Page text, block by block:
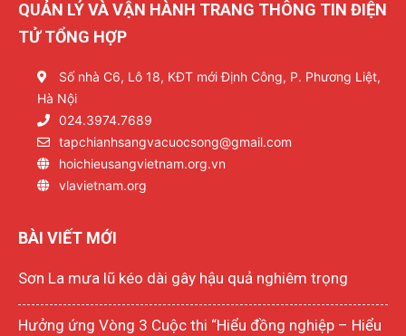
QUẢN LÝ VÀ VẬN HÀNH TRANG THÔNG TIN ĐIỆN
TỬ TỔNG HỢP
Số nhà C6, Lô 18, KĐT mới Định Công, P. Phương Liệt,
Hà Nội
024.3974.7689
tapchianhsangvacuocsong@gmail.com
hoichieusangvietnam.org.vn
vlavietnam.org
BÀI VIẾT MỚI
Sơn La mưa lũ kéo dài gây hậu quả nghiêm trọng
Hưởng ứng Vòng 3 Cuộc thi “Hiểu đồng nghiệp – Hiểu